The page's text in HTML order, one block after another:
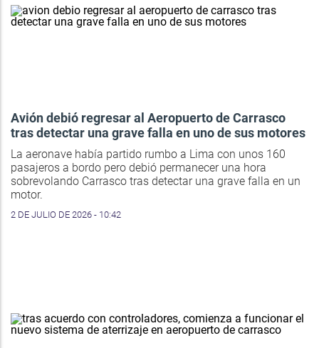
Avión debió regresar al Aeropuerto de Carrasco
tras detectar una grave falla en uno de sus motores
La aeronave había partido rumbo a Lima con unos 160
pasajeros a bordo pero debió permanecer una hora
sobrevolando Carrasco tras detectar una grave falla en un
motor.
2 DE JULIO DE 2026 - 10:42